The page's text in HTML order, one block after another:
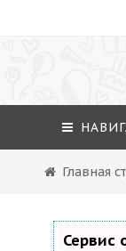
Главная
Сервис